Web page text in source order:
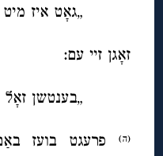
„גאָט איז
זאָגן זיי עם:
„בענטשן
(ה)
פרעגט בועז